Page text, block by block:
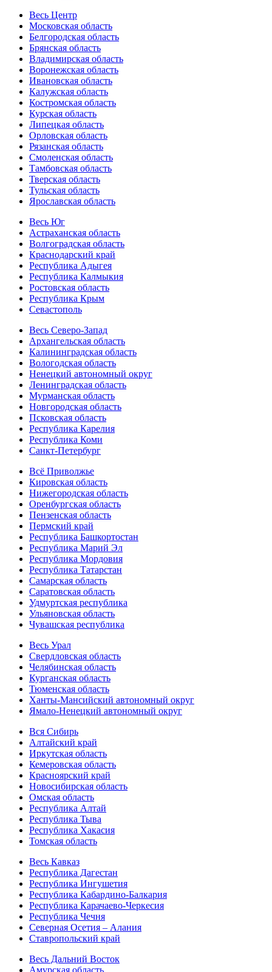
Весь Центр
Московская область
Белгородская область
Брянская область
Владимирская область
Воронежская область
Ивановская область
Калужская область
Костромская область
Курская область
Липецкая область
Орловская область
Рязанская область
Смоленская область
Тамбовская область
Тверская область
Тульская область
Ярославская область
Весь Юг
Астраханская область
Волгоградская область
Краснодарский край
Республика Адыгея
Республика Калмыкия
Ростовская область
Республика Крым
Севастополь
Весь Северо-Запад
Архангельская область
Калининградская область
Вологодская область
Ненецкий автономный округ
Ленинградская область
Мурманская область
Новгородская область
Псковская область
Республика Карелия
Республика Коми
Санкт-Петербург
Всё Приволжье
Кировская область
Нижегородская область
Оренбургская область
Пензенская область
Пермский край
Республика Башкортостан
Республика Марий Эл
Республика Мордовия
Республика Татарстан
Самарская область
Саратовская область
Удмуртская республика
Ульяновская область
Чувашская республика
Весь Урал
Свердловская область
Челябинская область
Курганская область
Тюменская область
Ханты-Мансийский автономный округ
Ямало-Ненецкий автономный округ
Вся Сибирь
Алтайский край
Иркутская область
Кемеровская область
Красноярский край
Новосибирская область
Омская область
Республика Алтай
Республика Тыва
Республика Хакасия
Томская область
Весь Кавказ
Республика Дагестан
Республика Ингушетия
Республика Кабардино-Балкария
Республика Карачаево-Черкесия
Республика Чечня
Северная Осетия – Алания
Ставропольский край
Весь Дальний Восток
Амурская область